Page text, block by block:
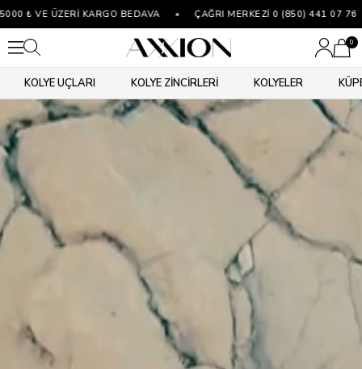
ÜZERİ KARGO BEDAVA • ÇAĞRI MERKEZİ 0 (850) 441 07 76 •
0
KOLYE UÇLARI KOLYE ZİNCİRLERİ KOLYELER